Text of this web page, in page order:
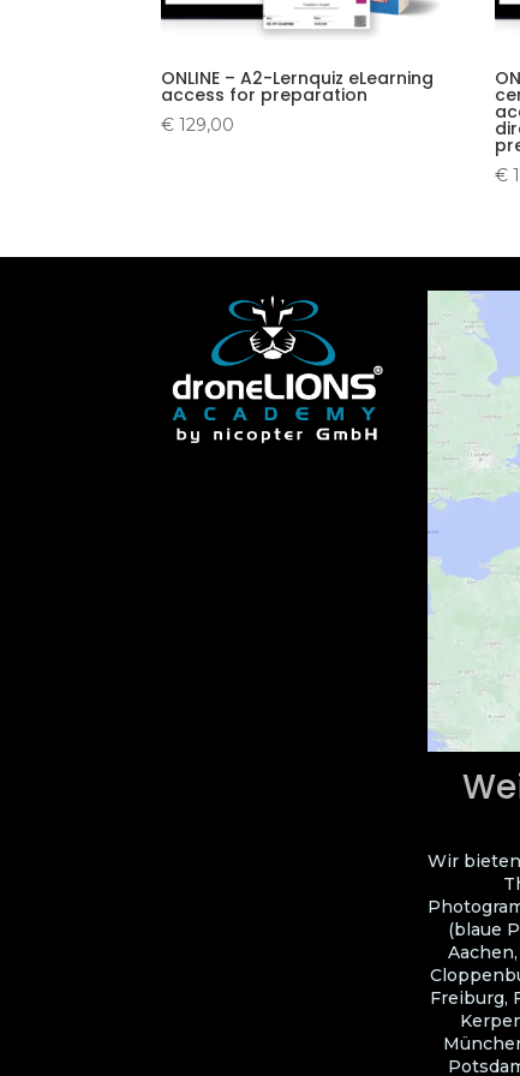
ONLINE – A2-Lernquiz eLearning
access for preparation
€ 129,00
€
Wir
(blaue
Freiburg,